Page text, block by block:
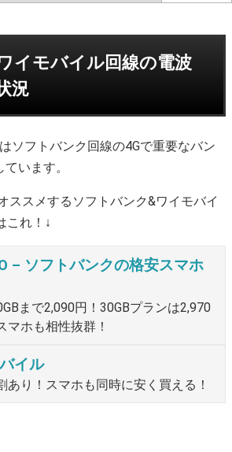
イモバイル回線の電波
況
ソフトバンク回線の4Gで重要なバン
います。
ススメするソフトバンク&ワイモバイ
これ！↓
– ソフトバンクの格安スマホ
まで2,090円！30GBプランは2,970
マホも相性抜群！
イル
あり！スマホも同時に安く買える！